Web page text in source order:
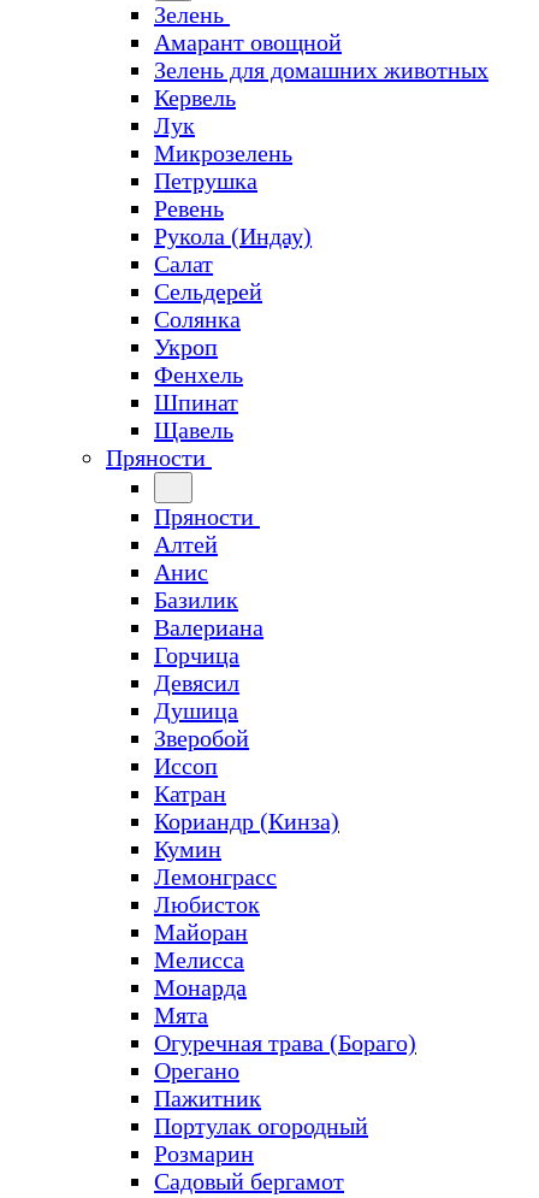
Зелень
Амарант овощной
Зелень для домашних животных
Кервель
Лук
Микрозелень
Петрушка
Ревень
Рукола (Индау)
Салат
Сельдерей
Солянка
Укроп
Фенхель
Шпинат
Щавель
Пряности
Пряности
Алтей
Анис
Базилик
Валериана
Горчица
Девясил
Душица
Зверобой
Иссоп
Катран
Кориандр (Кинза)
Кумин
Лемонграсс
Любисток
Майоран
Мелисса
Монарда
Мята
Огуречная трава (Бораго)
Орегано
Пажитник
Портулак огородный
Розмарин
Садовый бергамот